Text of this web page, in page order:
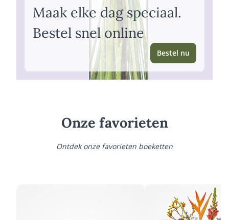
Maak elke dag speciaal.
Bestel snel online
Bestel nu
Onze favorieten
Ontdek onze favorieten boeketten